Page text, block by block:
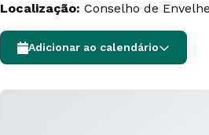
Localização: Conselho de
Adicionar ao calendário